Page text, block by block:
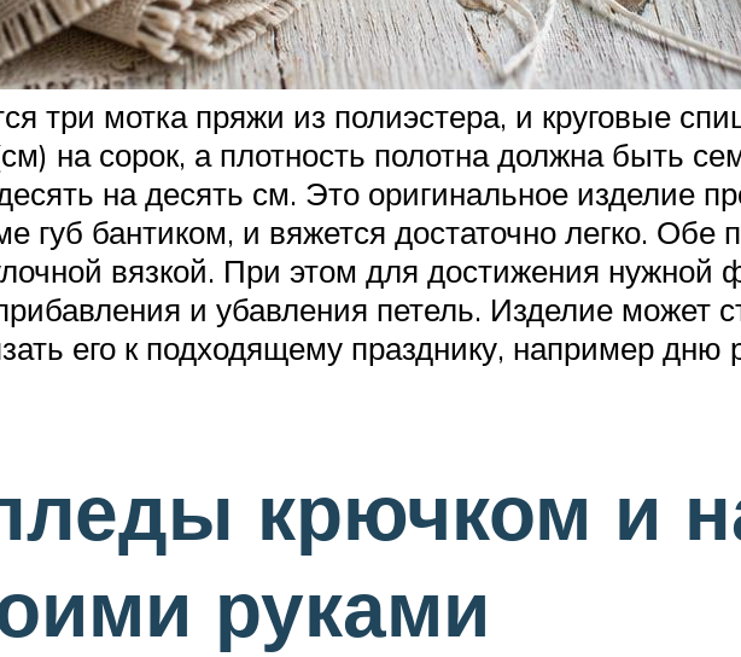
три мотка пряжи из полиэстера, и круговые
на сорок, а плотность полотна должна быть
на десять см. Это оригинальное изделие
бантиком, и вяжется достаточно легко. Обе
вязкой. При этом для достижения
и убавления петель. Изделие может
его к подходящему празднику, например дню
крючком и
руками